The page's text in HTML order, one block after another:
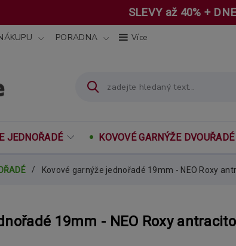
SLEVY až 40% +
PORADNA Více
JEDNOŘADÉ KOVOVÉ GARNÝŽE DVOUŘADÉ
Kovové garnýže jednořadé 19mm - NEO Roxy
19mm - NEO Roxy